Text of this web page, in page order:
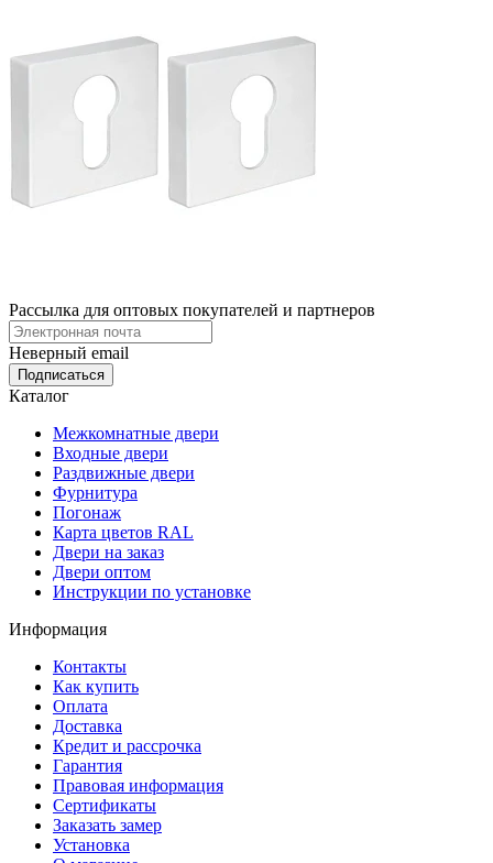
Рассылка для оптовых покупателей и партнеров
Неверный email
Каталог
Межкомнатные двери
Входные двери
Раздвижные двери
Фурнитура
Погонаж
Карта цветов RAL
Двери на заказ
Двери оптом
Инструкции по установке
Информация
Контакты
Как купить
Оплата
Доставка
Кредит и рассрочка
Гарантия
Правовая информация
Сертификаты
Заказать замер
Установка